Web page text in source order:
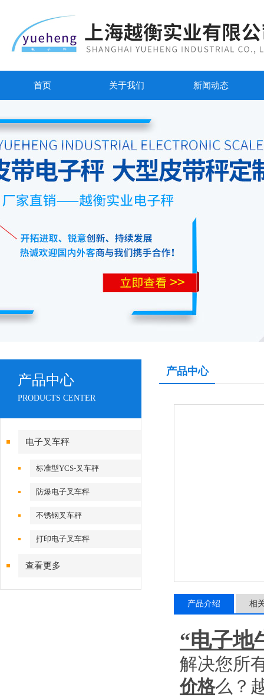
首页 关于我们 新闻动态
产品中心
PRODUCTS CENTER
电子叉车秤
标准型YCS-叉车秤
防爆电子叉车秤
不锈钢叉车秤
打印电子叉车秤
查看更多
产品中心
产品介绍 相
“电子地
解决您所
价格么？